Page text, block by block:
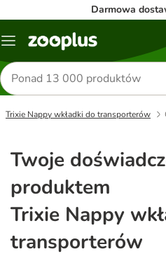
Darmowa
Menu
Szukaj
produktów
Trixie Nappy wkładki do transporterów
Twoje
produktem
Trixie Nappy
transporterów